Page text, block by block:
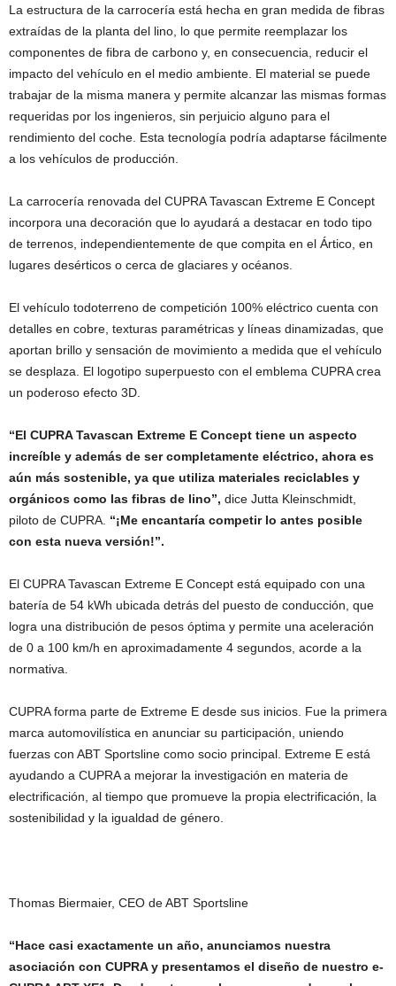
La estructura de la carrocería está hecha en gran medida de fibras
extraídas de la planta del lino, lo que permite reemplazar los
componentes de fibra de carbono y, en consecuencia, reducir el
impacto del vehículo en el medio ambiente. El material se puede
trabajar de la misma manera y permite alcanzar las mismas formas
requeridas por los ingenieros, sin perjuicio alguno para el
rendimiento del coche. Esta tecnología podría adaptarse fácilmente
a los vehículos de producción.
La carrocería renovada del CUPRA Tavascan Extreme E Concept
incorpora una decoración que lo ayudará a destacar en todo tipo
de terrenos, independientemente de que compita en el Ártico, en
lugares desérticos o cerca de glaciares y océanos.
El vehículo todoterreno de competición 100% eléctrico cuenta con
detalles en cobre, texturas paramétricas y líneas dinamizadas, que
aportan brillo y sensación de movimiento a medida que el vehículo
se desplaza. El logotipo superpuesto con el emblema CUPRA crea
un poderoso efecto 3D.
“El CUPRA Tavascan Extreme E Concept tiene un aspecto
increíble y además de ser completamente eléctrico, ahora es
aún más sostenible, ya que utiliza materiales reciclables y
orgánicos como las fibras de lino”, dice Jutta Kleinschmidt,
piloto de CUPRA. “¡Me encantaría competir lo antes posible
con esta nueva versión!”.
El CUPRA Tavascan Extreme E Concept está equipado con una
batería de 54 kWh ubicada detrás del puesto de conducción, que
logra una distribución de pesos óptima y permite una aceleración
de 0 a 100 km/h en aproximadamente 4 segundos, acorde a la
normativa.
CUPRA forma parte de Extreme E desde sus inicios. Fue la primera
marca automovilística en anunciar su participación, uniendo
fuerzas con ABT Sportsline como socio principal. Extreme E está
ayudando a CUPRA a mejorar la investigación en materia de
electrificación, al tiempo que promueve la propia electrificación, la
sostenibilidad y la igualdad de género.
Thomas Biermaier, CEO de ABT Sportsline
“Hace casi exactamente un año, anunciamos nuestra
asociación con CUPRA y presentamos el diseño de nuestro e-